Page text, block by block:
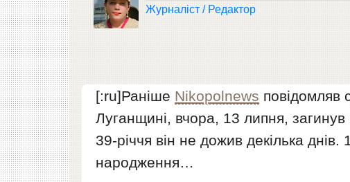
Журналіст / Редактор
[:ru]Раніше Nikopolnews повідомляв
Луганщині, вчора, 13 липня,
39-річчя він не дожив декілька
народження…